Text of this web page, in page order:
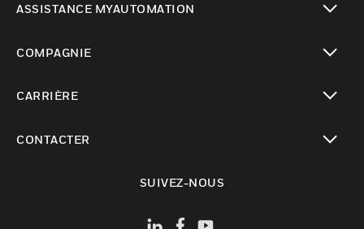
ASSISTANCE MYAUTOMATION
COMPAGNIE
CARRIÈRE
CONTACTER
SUIVEZ-NOUS